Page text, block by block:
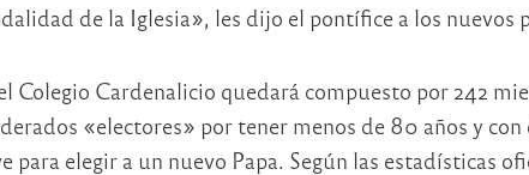
de la Iglesia», les dijo el pontífice a los nuevos
Colegio Cardenalicio quedará compuesto por 242
«electores» por tener menos de 80 años y
para elegir a un nuevo Papa. Según las estadísticas